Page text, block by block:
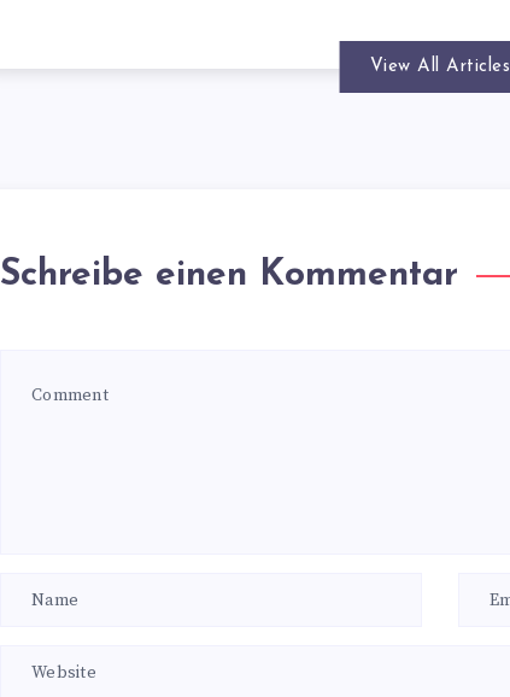
View All Articles
Schreibe einen Kommentar